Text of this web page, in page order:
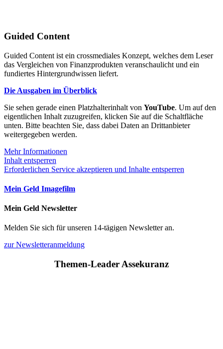
Guided Content
Guided Content ist ein crossmediales Konzept, welches dem Leser
das Vergleichen von Finanzprodukten veranschaulicht und ein
fundiertes Hintergrundwissen liefert.
Die Ausgaben im Überblick
Sie sehen gerade einen Platzhalterinhalt von YouTube. Um auf den
eigentlichen Inhalt zuzugreifen, klicken Sie auf die Schaltfläche
unten. Bitte beachten Sie, dass dabei Daten an Drittanbieter
weitergegeben werden.
Mehr Informationen
Inhalt entsperren
Erforderlichen Service akzeptieren und Inhalte entsperren
Mein Geld Imagefilm
Mein Geld Newsletter
Melden Sie sich für unseren 14-tägigen Newsletter an.
zur Newsletteranmeldung
Themen-Leader Assekuranz